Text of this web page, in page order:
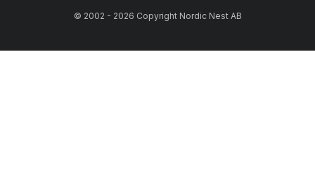
© 2002 - 2026 Copyright Nordic Nest AB